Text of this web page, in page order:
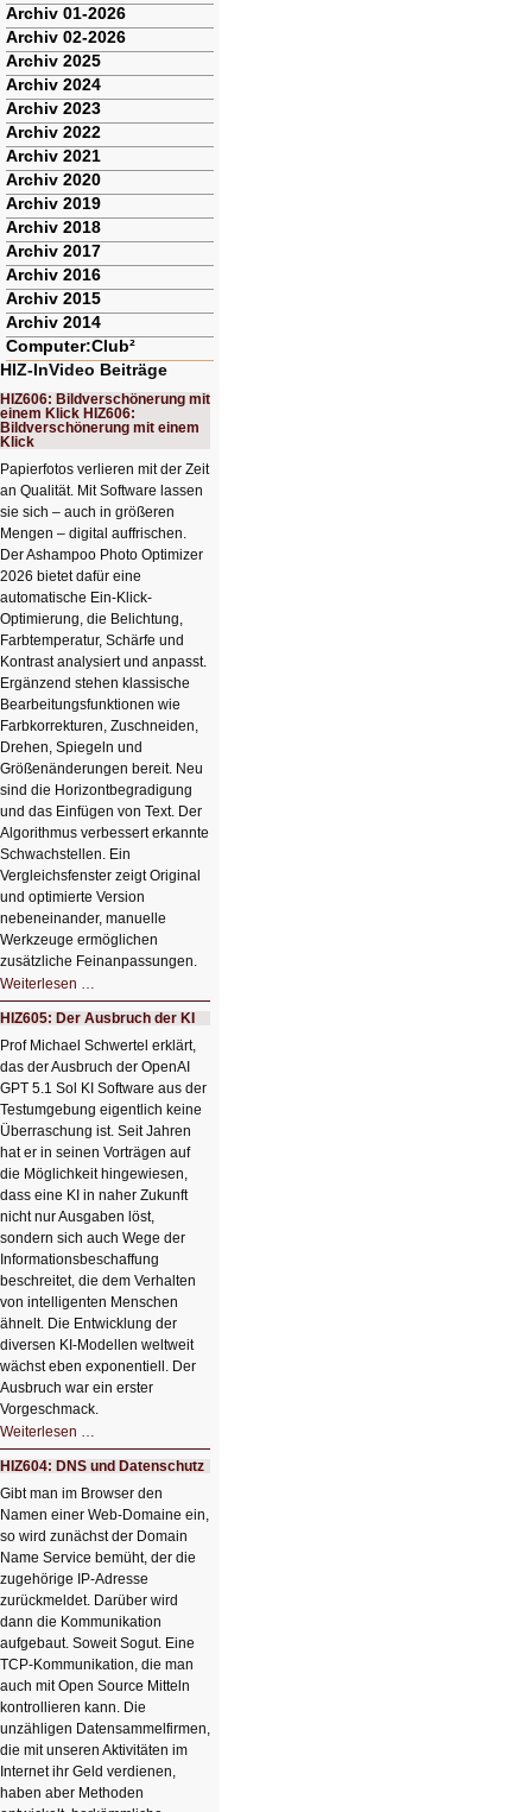
Archiv 01-2026
Archiv 02-2026
Archiv 2025
Archiv 2024
Archiv 2023
Archiv 2022
Archiv 2021
Archiv 2020
Archiv 2019
Archiv 2018
Archiv 2017
Archiv 2016
Archiv 2015
Archiv 2014
Computer:Club²
HIZ-InVideo Beiträge
HIZ606: Bildverschönerung mit
einem Klick HIZ606:
Bildverschönerung mit einem
Klick
Papierfotos verlieren mit der Zeit
an Qualität. Mit Software lassen
sie sich – auch in größeren
Mengen – digital auffrischen.
Der Ashampoo Photo Optimizer
2026 bietet dafür eine
automatische Ein-Klick-
Optimierung, die Belichtung,
Farbtemperatur, Schärfe und
Kontrast analysiert und anpasst.
Ergänzend stehen klassische
Bearbeitungsfunktionen wie
Farbkorrekturen, Zuschneiden,
Drehen, Spiegeln und
Größenänderungen bereit. Neu
sind die Horizontbegradigung
und das Einfügen von Text. Der
Algorithmus verbessert erkannte
Schwachstellen. Ein
Vergleichsfenster zeigt Original
und optimierte Version
nebeneinander, manuelle
Werkzeuge ermöglichen
zusätzliche Feinanpassungen.
Weiterlesen …
Bildverschönerung
mit
einem
Klick
HIZ606:
Bildverschönerung
mit
einem
Klick
HIZ605: Der Ausbruch der KI
Prof Michael Schwertel erklärt,
das der Ausbruch der OpenAI
GPT 5.1 Sol KI Software aus der
Testumgebung eigentlich keine
Überraschung ist. Seit Jahren
hat er in seinen Vorträgen auf
die Möglichkeit hingewiesen,
dass eine KI in naher Zukunft
nicht nur Ausgaben löst,
sondern sich auch Wege der
Informationsbeschaffung
beschreitet, die dem Verhalten
von intelligenten Menschen
ähnelt. Die Entwicklung der
diversen KI-Modellen weltweit
wächst eben exponentiell. Der
Ausbruch war ein erster
Vorgeschmack.
Weiterlesen …
Der
Ausbruch
der
KI
HIZ604: DNS und Datenschutz
Gibt man im Browser den
Namen einer Web-Domaine ein,
so wird zunächst der Domain
Name Service bemüht, der die
zugehörige IP-Adresse
zurückmeldet. Darüber wird
dann die Kommunikation
aufgebaut. Soweit Sogut. Eine
TCP-Kommunikation, die man
auch mit Open Source Mitteln
kontrollieren kann. Die
unzähligen Datensammelfirmen,
die mit unseren Aktivitäten im
Internet ihr Geld verdienen,
haben aber Methoden